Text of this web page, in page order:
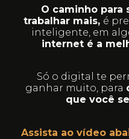
O caminho para
trabalhar mais, é
inteligente, em
internet é a
Só o digital te
ganhar muito, para
que você
Assista ao vídeo